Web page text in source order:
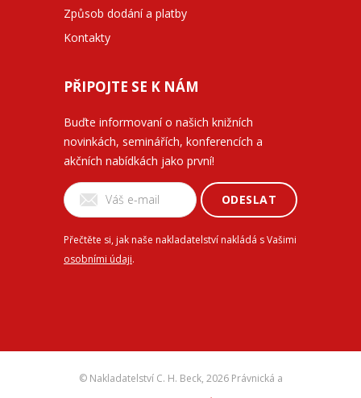
Způsob dodání a platby
Kontakty
PŘIPOJTE SE K NÁM
Buďte informovaní o našich knižních
novinkách, seminářích, konferencích a
akčních nabídkách jako první!
ODESLAT
Přečtěte si, jak naše nakladatelství nakládá s Vašimi
osobními údaji.
© Nakladatelství C. H. Beck, 2026 Právnická a